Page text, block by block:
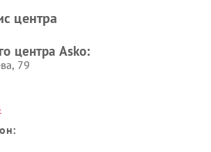
Ремонт промышленных
Asko
центра
центра Asko:
79